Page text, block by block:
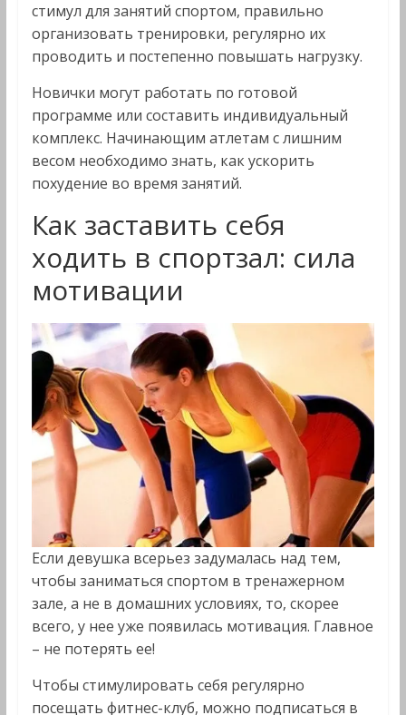
стимул для занятий спортом, правильно
организовать тренировки, регулярно их
проводить и постепенно повышать нагрузку.
Новички могут работать по готовой
программе или составить индивидуальный
комплекс. Начинающим атлетам с лишним
весом необходимо знать, как ускорить
похудение во время занятий.
Как заставить себя
ходить в спортзал: сила
мотивации
Если девушка всерьез задумалась над тем,
чтобы заниматься спортом в тренажерном
зале, а не в домашних условиях, то, скорее
всего, у нее уже появилась мотивация. Главное
– не потерять ее!
Чтобы стимулировать себя регулярно
посещать фитнес-клуб, можно подписаться в